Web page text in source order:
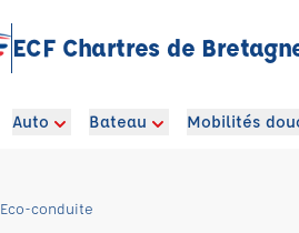
ECF Chartres de
Auto Bateau Mobilités
Eco-conduite